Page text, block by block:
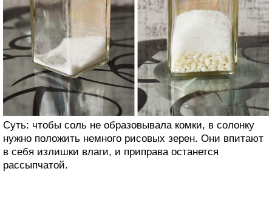
Суть: чтобы соль не образовывала комки, в солонку
нужно положить немного рисовых зерен. Они впитают
в себя излишки влаги, и приправа останется
рассыпчатой.